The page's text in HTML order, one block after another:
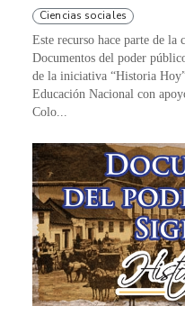
Ciencias sociales
Este recurso hace parte de
Documentos del poder
de la iniciativa “Historia
Educación Nacional con
Colo...